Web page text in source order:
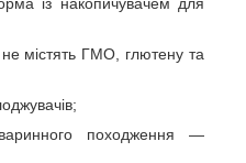
містять ГМО, глютену та
походження —